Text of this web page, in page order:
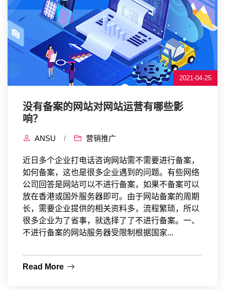
2021-04-25
没有备案的网站对网站运营有哪些影
响？
ANSU / 营销推广
近日多个企业打电话咨询网站需不需要进行备案，
如何备案，这也是很多企业遇到的问题。有些网络
公司回答是网站可以不进行备案，如果不备案可以
放在香港或国外服务器即可。由于网站备案的周期
长，需要企业提供的相关资料多，流程繁琐，所以
很多企业为了省事，就选择了了不进行备案。一、
不进行备案的网站服务器受限制根据国家...
Read More